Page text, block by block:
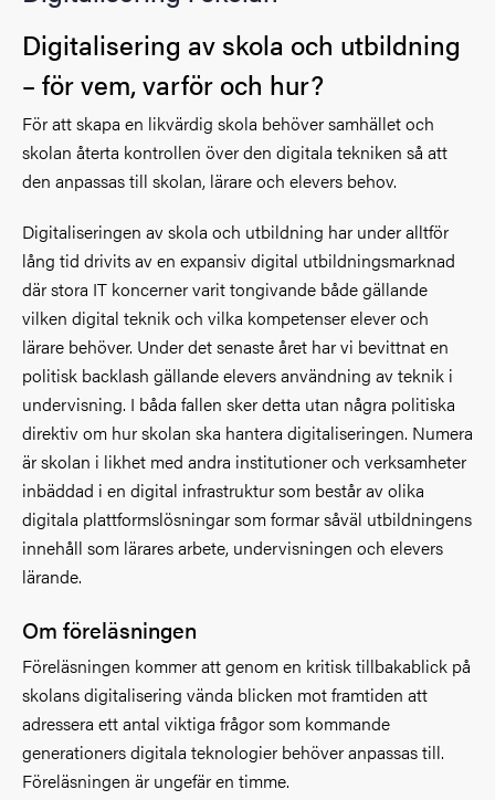
Digitalisering av skola och utbildning
– för vem, varför och hur?
För att skapa en likvärdig skola behöver samhället och
skolan återta kontrollen över den digitala tekniken så att
den anpassas till skolan, lärare och elevers behov.
Digitaliseringen av skola och utbildning har under alltför
lång tid drivits av en expansiv digital utbildningsmarknad
där stora IT koncerner varit tongivande både gällande
vilken digital teknik och vilka kompetenser elever och
lärare behöver. Under det senaste året har vi bevittnat en
politisk backlash gällande elevers användning av teknik i
undervisning. I båda fallen sker detta utan några politiska
direktiv om hur skolan ska hantera digitaliseringen. Numera
är skolan i likhet med andra institutioner och verksamheter
inbäddad i en digital infrastruktur som består av olika
digitala plattformslösningar som formar såväl utbildningens
innehåll som lärares arbete, undervisningen och elevers
lärande.
Om föreläsningen
Föreläsningen kommer att genom en kritisk tillbakablick på
skolans digitalisering vända blicken mot framtiden att
adressera ett antal viktiga frågor som kommande
generationers digitala teknologier behöver anpassas till.
Föreläsningen är ungefär en timme.